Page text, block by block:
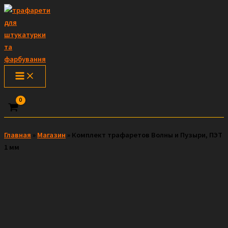
Перейти
к
содержимому
Поиск
Главная » Магазин » Комплект трафаретов Волны и Пузыри, ПЭТ
1 мм